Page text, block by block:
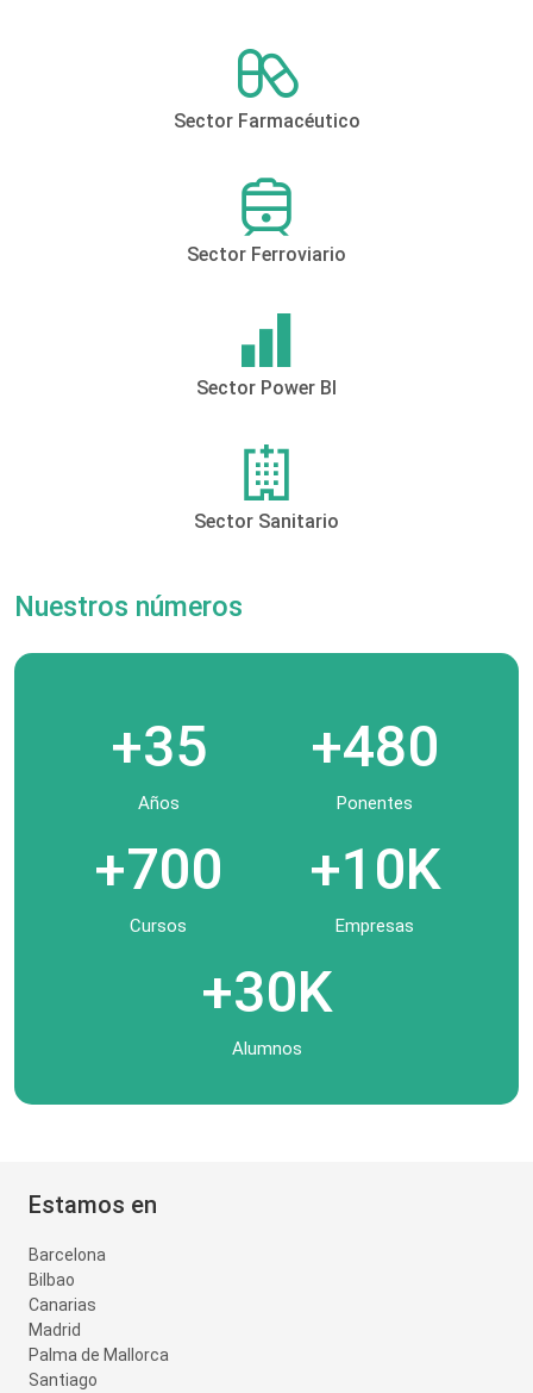
Sector Farmacéutico
Sector Ferroviario
Sector Power BI
Sector Sanitario
Nuestros números
+35
Años
+480
Ponentes
+700
Cursos
+10K
Empresas
+30K
Alumnos
Estamos en
Barcelona
Bilbao
Canarias
Madrid
Palma de Mallorca
Santiago